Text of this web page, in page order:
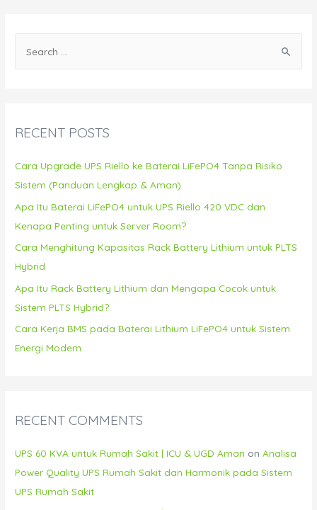
h
:
RECENT POSTS
Cara Upgrade UPS Riello ke Baterai LiFePO4 Tanpa Risiko
Sistem (Panduan Lengkap & Aman)
Apa Itu Baterai LiFePO4 untuk UPS Riello 420 VDC dan
Kenapa Penting untuk Server Room?
Cara Menghitung Kapasitas Rack Battery Lithium untuk PLTS
Hybrid
Apa Itu Rack Battery Lithium dan Mengapa Cocok untuk
Sistem PLTS Hybrid?
Cara Kerja BMS pada Baterai Lithium LiFePO4 untuk Sistem
Energi Modern
RECENT COMMENTS
UPS 60 KVA untuk Rumah Sakit | ICU & UGD Aman onAnalisa
Power Quality UPS Rumah Sakit dan Harmonik pada Sistem
UPS Rumah Sakit